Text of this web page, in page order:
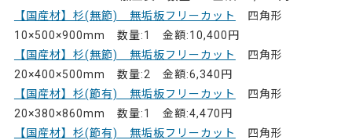
【国産材】杉(無節) 無垢板フリーカット
四角形
10×500×900mm 数量:1 金額:10,400円
【国産材】杉(無節) 無垢板フリーカット
四角形
20×400×500mm 数量:2 金額:6,340円
【国産材】杉(節有) 無垢板フリーカット
四角形
20×380×860mm 数量:1 金額:4,470円
【国産材】杉(節有) 無垢板フリーカット
四角形